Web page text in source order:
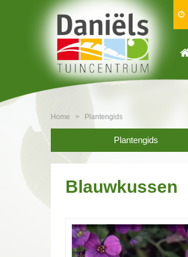
Home > Plantengids
Plantengids
Blauwkussen